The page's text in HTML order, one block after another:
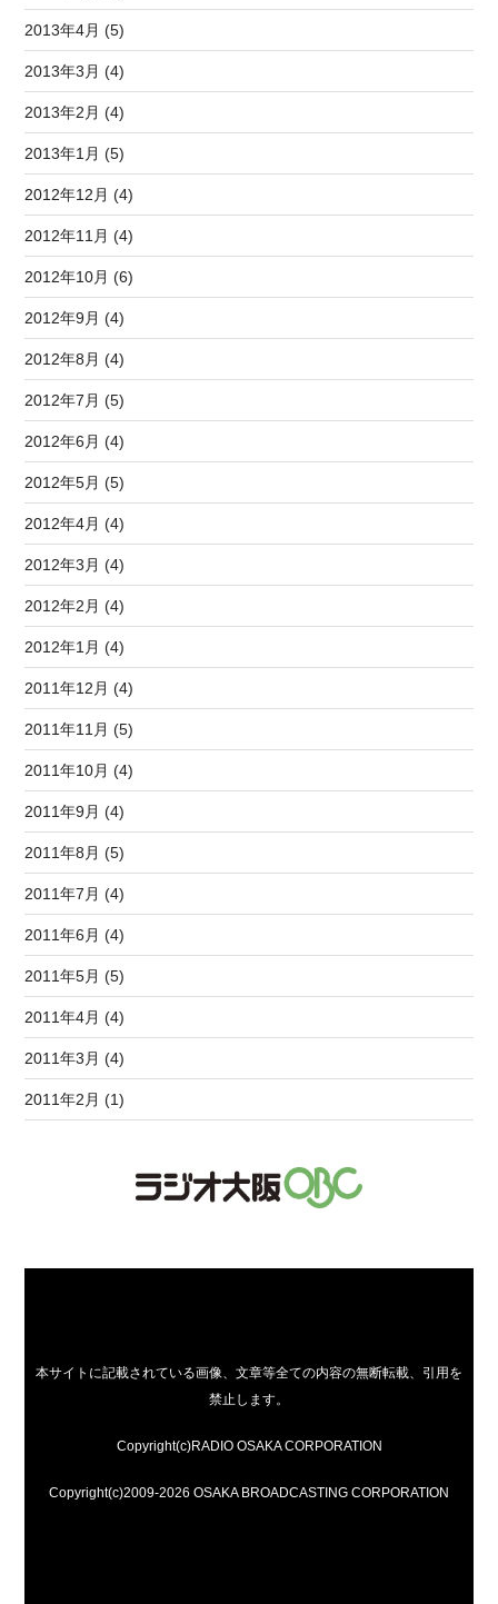
2013年4月 (5)
2013年3月 (4)
2013年2月 (4)
2013年1月 (5)
2012年12月 (4)
2012年11月 (4)
2012年10月 (6)
2012年9月 (4)
2012年8月 (4)
2012年7月 (5)
2012年6月 (4)
2012年5月 (5)
2012年4月 (4)
2012年3月 (4)
2012年2月 (4)
2012年1月 (4)
2011年12月 (4)
2011年11月 (5)
2011年10月 (4)
2011年9月 (4)
2011年8月 (5)
2011年7月 (4)
2011年6月 (4)
2011年5月 (5)
2011年4月 (4)
2011年3月 (4)
2011年2月 (1)
本サイトに記載されている画像、文章等全ての内容の無断転載、引用を
禁止します。
Copyright(c)RADIO OSAKA CORPORATION
Copyright(c)2009-2026 OSAKA BROADCASTING CORPORATION